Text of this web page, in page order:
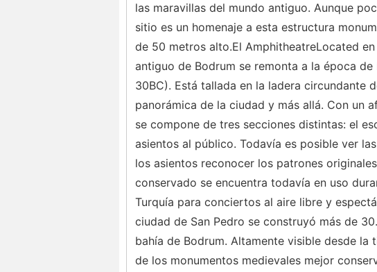
las maravillas del mundo antiguo. Aunque
sitio es un homenaje a esta estructura
de 50 metros alto.El AmphitheatreLocated
antiguo de Bodrum se remonta a la época
30BC). Está tallada en la ladera circundante
panorámica de la ciudad y más allá. Con un
se compone de tres secciones distintas: el
asientos al público. Todavía es posible ver
los asientos reconocer los patrones
conservado se encuentra todavía en uso
Turquía para conciertos al aire libre y
ciudad de San Pedro se construyó más de
bahía de Bodrum. Altamente visible desde la
de los monumentos medievales mejor